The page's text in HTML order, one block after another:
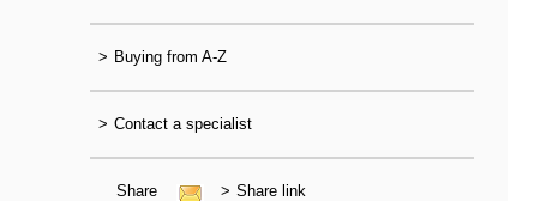
> Buying from A-Z
> Contact a specialist
Share > Share link